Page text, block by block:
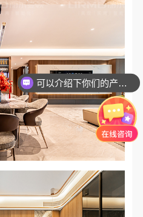
可以介绍下你们的产品么？
你们是怎么收费的呢？